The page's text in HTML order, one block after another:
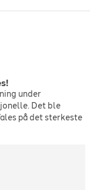
under
Det ble
på det sterkeste